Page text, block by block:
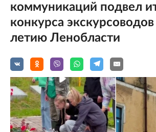
коммуникаций подвел
конкурса
летию Ленобласти